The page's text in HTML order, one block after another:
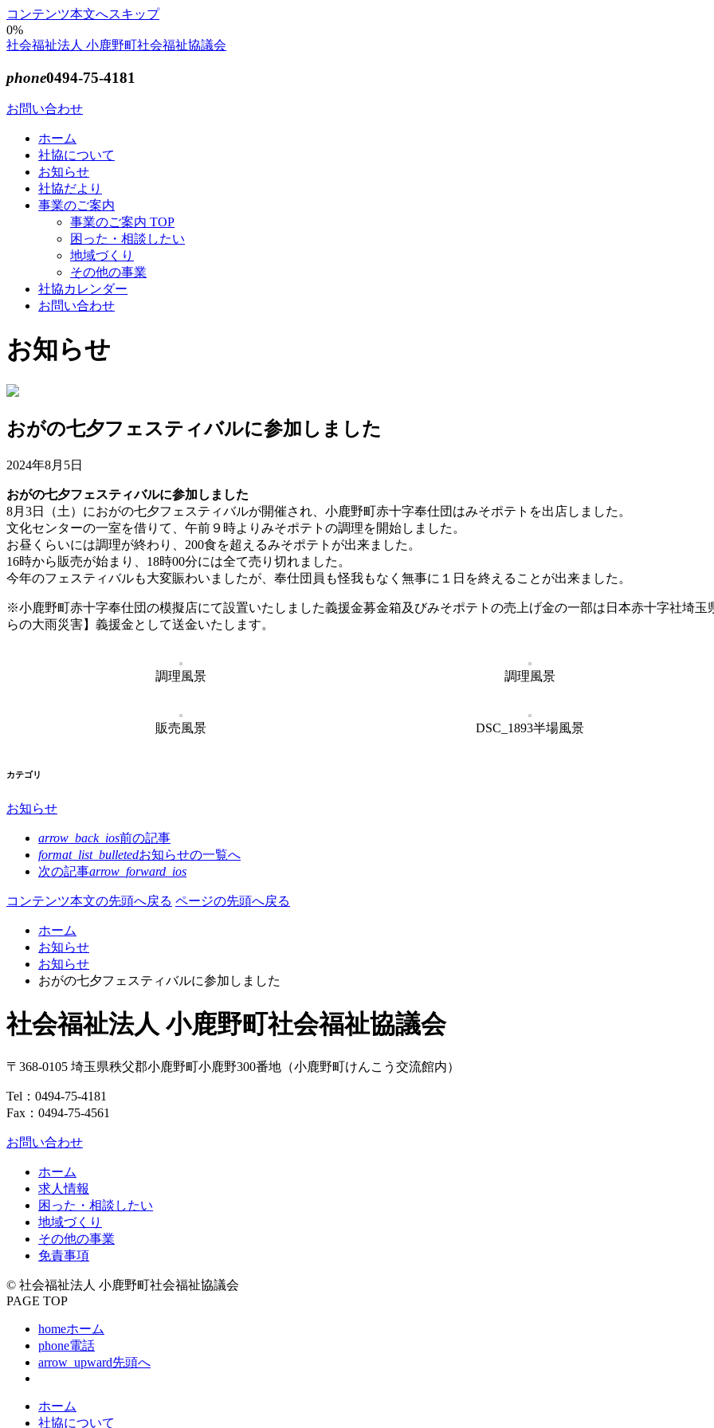
コンテンツ本文へスキップ
0%
社会福祉法人 小鹿野町社会福祉協議会
phone0494-75-4181
お問い合わせ
ホーム
社協について
お知らせ
社協だより
事業のご案内
事業のご案内 TOP
困った・相談したい
地域づくり
その他の事業
社協カレンダー
お問い合わせ
お知らせ
おがの七夕フェスティバルに参加しました
2024年8月5日
おがの七夕フェスティバルに参加しました
8月3日（土）におがの七夕フェスティバルが開催され、小鹿野町赤十字奉仕団はみそポテトを出店しました。
文化センターの一室を借りて、午前９時よりみそポテトの調理を開始しました。
お昼くらいには調理が終わり、200食を超えるみそポテトが出来ました。
16時から販売が始まり、18時00分には全て売り切れました。
今年のフェスティバルも大変賑わいましたが、奉仕団員も怪我もなく無事に１日を終えることが出来ました。
※小鹿野町赤十字奉仕団の模擬店にて設置いたしました義援金募金箱及びみそポテトの売上げ金の一部は日本赤十字社埼
らの大雨災害】義援金として送金いたします。
調理風景 調理風景
販売風景 DSC_1893半場風景
カテゴリ
お知らせ
arrow_back_ios前の記事
format_list_bulletedお知らせの一覧へ
次の記事arrow_forward_ios
コンテンツ本文の先頭へ戻る ページの先頭へ戻る
ホーム
お知らせ
お知らせ
おがの七夕フェスティバルに参加しました
社会福祉法人 小鹿野町社会福祉協議会
〒368-0105 埼玉県秩父郡小鹿野町小鹿野300番地 （小鹿野町けんこう交流館内）
Tel： 0494-75-4181
Fax：0494-75-4561
お問い合わせ
ホーム
求人情報
困った・相談したい
地域づくり
その他の事業
免責事項
© 社会福祉法人 小鹿野町社会福祉協議会
PAGE TOP
homeホーム
phone電話
arrow_upward先頭へ
ホーム
社協について